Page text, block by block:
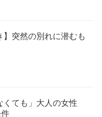
】突然の別れに潜むも
くても」大人の女性